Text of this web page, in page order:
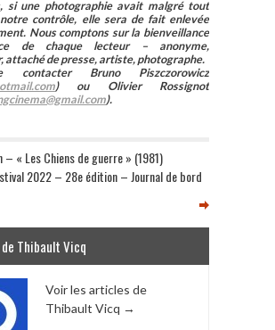
si une photographie avait malgré tout
contrôle, elle sera de fait enlevée
Nous comptons sur la bienveillance
de chaque lecteur – anonyme,
attaché de presse, artiste, photographe.
contacter Bruno Piszczorowicz
) ou Olivier Rossignot
).
– « Les Chiens de guerre » (1981)
2022 – 28e édition – Journal de bord
Thibault Vicq
Voir les articles de
Thibault Vicq →